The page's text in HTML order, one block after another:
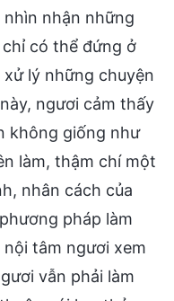
nhận những
có thể đứng ở
lý những chuyện
ngươi cảm thấy
không giống như
làm, thậm chí một
nhân cách của
pháp làm
tâm ngươi xem
vẫn phải làm